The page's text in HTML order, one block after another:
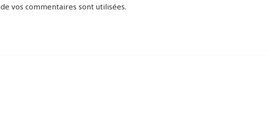
de vos commentaires sont utilisées.